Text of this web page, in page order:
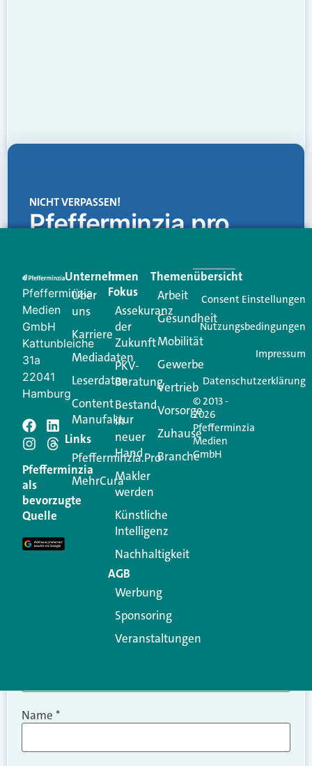
NICHT VERPASSEN!
Pfefferminzia.pro
Creator für Ihre Kundenkommunikation. Alles, was
Ihren Vertriebsalltag leichter macht. Mit nur einem
Login.
Jetzt anmelden
Schreiben Sie einen
Kommentar
Ihre E-Mail-Adresse wird nicht veröffentlicht.
Erforderliche Felder sind mit
Kommentar
Name *
Pfefferminzia
Medien
GmbH
Kattunbleiche
31a
22041
Hamburg
Pfefferminzia
als
bevorzugte
Quelle
Unternehmen
Über
uns
Karriere
Mediadaten
Leserdaten
Content
Manufaktur
Links
Pfefferminzia.Pro
MehrCura
Im
Fokus
Assekuranz
der
Zukunft
PKV-
Beratung
Bestand
in
neuer
Hand
Makler
werden
Künstliche
Intelligenz
Nachhaltigkeit
AGB
Werbung
Sponsoring
Veranstaltungen
Themenübersicht
Arbeit
Gesundheit
Mobilität
Gewerbe
Vertrieb
Vorsorge
Zuhause
Branche
© 2013 -
2026
Pfefferminzia
Medien
GmbH
Consent Einstellungen
Nutzungsbedingungen
Impressum
Datenschutzerklärung